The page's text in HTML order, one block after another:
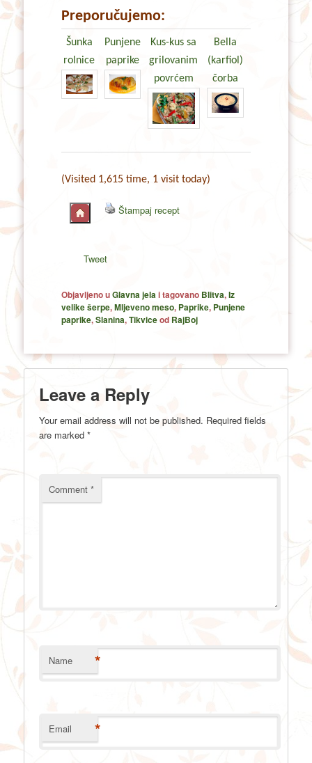
Preporučujemo:
Šunka
rolnice
Punjene
paprike
Kus-kus sa
grilovanim
povrćem
Bella
(karfiol)
čorba
(Visited 1,615 time, 1 visit today)
Štampaj recept
Tweet
Objavljeno uGlavna jelai tagovano Blitva,Iz
velike šerpe,Mljeveno meso, Paprike, Punjene
paprike,Slanina,Tikviceod RajBoj
Leave a Reply
Your email address will not be published. Required fields
are marked*
Comment*
Name *
Email *